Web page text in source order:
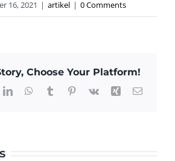
16, 2021 | artikel | 0 Comments
Choose Your Platform!
LinkedInWhatsApp
TumblrPinterest
Vk Xing Email